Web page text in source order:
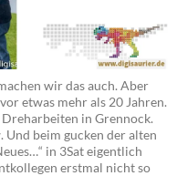
wir das auch. Aber
etwas mehr als 20 Jahren.
in Grennock.
Und beim gucken der alten
in 3Sat eigentlich
erstmal nicht so